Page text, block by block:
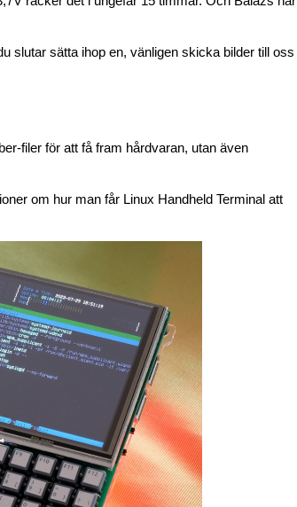
slutar sätta ihop en, vänligen skicka bilder till oss
filer för att få fram hårdvaran, utan även
om hur man får Linux Handheld Terminal att